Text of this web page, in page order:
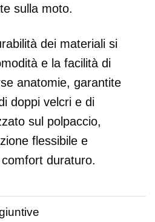
sulla moto.
dei materiali si
e la facilità di
anatomie, garantite
doppi velcri e di
sul polpaccio,
flessibile e
duraturo.